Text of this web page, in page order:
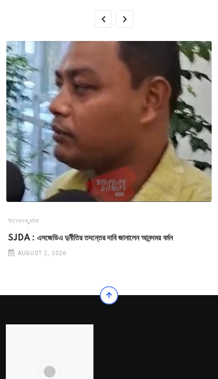
উত্তরবঙ্গ,ঘটনা
SJDA : এসজেডিএ দুর্নীতির তদন্তের দাবি জানালেন আনন্দময় বর্মন
AUGUST 2, 2026